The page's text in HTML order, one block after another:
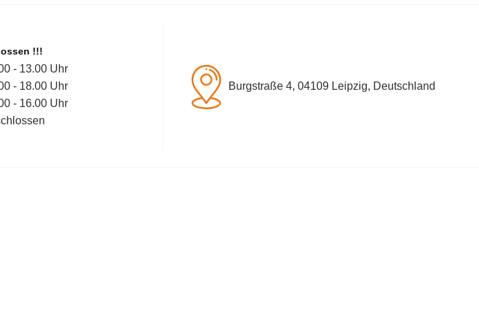
!!!
- 13.00 Uhr
- 18.00 Uhr
- 16.00 Uhr
Burgstraße 4, 04109 Leipzig, Deutschland